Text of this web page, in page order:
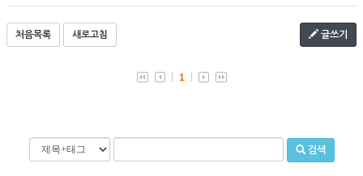
처음목록 새로고침 글쓰기
1
검색